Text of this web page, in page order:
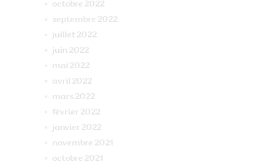
octobre 2022
septembre 2022
juillet 2022
juin 2022
mai 2022
avril 2022
mars 2022
février 2022
janvier 2022
novembre 2021
octobre 2021